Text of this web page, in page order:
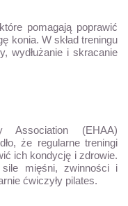
pomagają poprawić
konia. W skład treningu
wydłużanie i skracanie
Association (EHAA)
że regularne treningi
ich kondycję i zdrowie.
mięśni, zwinności i
ćwiczyły pilates.